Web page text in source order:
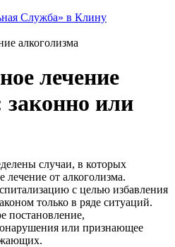
Служба» в Клину
алкоголизма
лечение
законно или
случаи, в которых
лечение от алкоголизма.
с целью избавления
только в ряде ситуаций.
постановление,
или признающее